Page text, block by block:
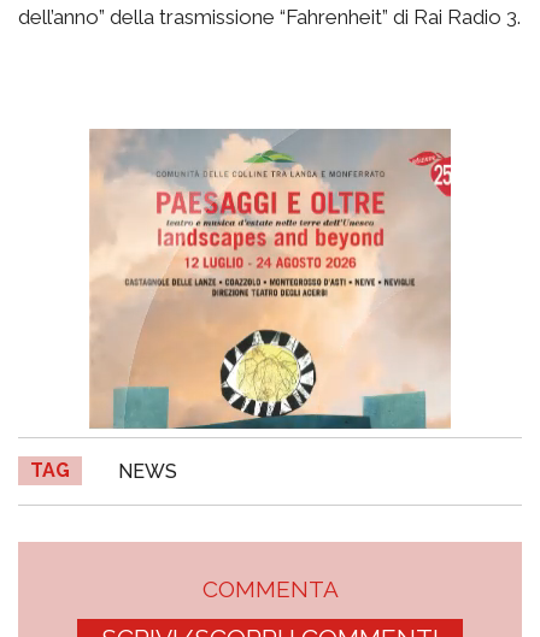
dell’anno” della trasmissione “Fahrenheit” di Rai Radio 3.
TAG NEWS
COMMENTA